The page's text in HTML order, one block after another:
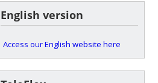
English version
Access our English website here